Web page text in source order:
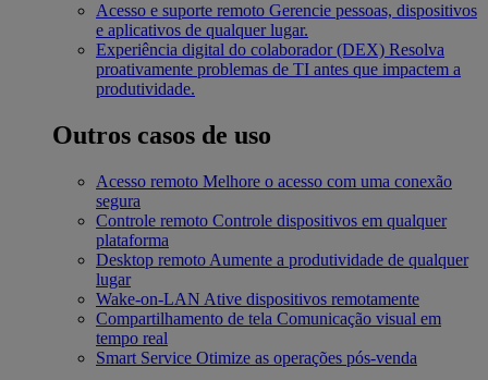
Acesso e suporte remoto Gerencie pessoas, dispositivos
e aplicativos de qualquer lugar.
Experiência digital do colaborador (DEX) Resolva
proativamente problemas de TI antes que impactem a
produtividade.
Outros casos de uso
Acesso remoto Melhore o acesso com uma conexão
segura
Controle remoto Controle dispositivos em qualquer
plataforma
Desktop remoto Aumente a produtividade de qualquer
lugar
Wake-on-LAN Ative dispositivos remotamente
Compartilhamento de tela Comunicação visual em
tempo real
Smart Service Otimize as operações pós-venda